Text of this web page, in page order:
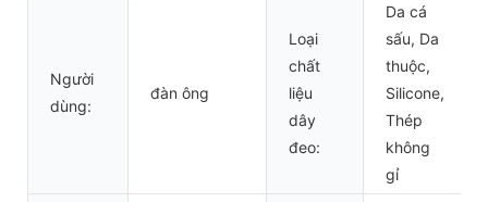
Người
dùng:
đàn ông
Loại
chất
liệu
dây
đeo:
Da cá
sấu, Da
thuộc,
Silicone,
Thép
không
gỉ